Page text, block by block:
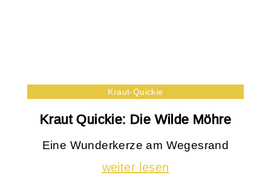
Kraut-Quickie
Kraut Quickie: Die Wilde Möhre
Eine Wunderkerze am Wegesrand
weiter lesen